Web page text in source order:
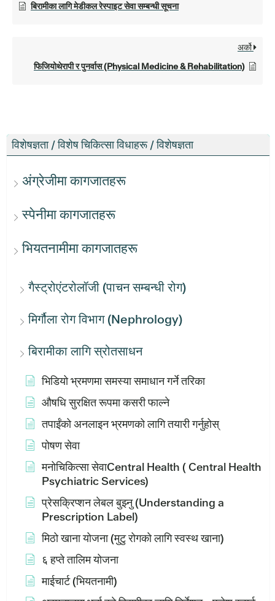
विशेषज्ञता / विशेष चिकित्सा विधाहरू / विशेषज्ञता
अंग्रेजीमा कागजातहरू
स्पेनीमा कागजातहरू
भियतनामीमा कागजातहरू
गैस्ट्रोएंटरोलॉजी (पाचन सम्बन्धी रोग)
मिर्गौला रोग विभाग (Nephrology)
बिरामीका लागि स्रोतसाधन
भिडियो भ्रमणमा समस्या समाधान गर्ने तरिका
औषधि सुरक्षित रूपमा कसरी फाल्ने
तपाईंको अनलाइन भ्रमणको लागि तयारी गर्नुहोस्
पोषण सेवा
मनोचिकित्सा सेवाCentral Health ( Central Health
Psychiatric Services)
प्रेसक्रिप्शन लेबल बुझ्नु (Understanding a
Prescription Label)
मिठो खाना योजना (मुटु रोगको लागि स्वस्थ खाना)
६ हप्ते तालिम योजना
माईचार्ट (भियतनामी)
बिरामीका लागि मेडीकल रेस्पाइट सेवा सम्बन्धी सूचना
अर्को
फिजियोथेरापी र पुनर्वास (Physical Medicine & Rehabilitation)